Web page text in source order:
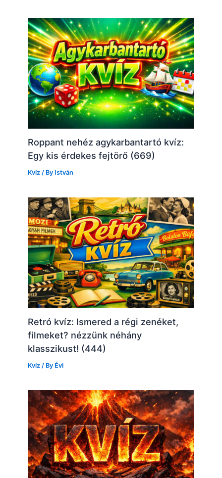
Roppant nehéz agykarbantartó kvíz:
Egy kis érdekes fejtörő (669)
Kvíz / By István
Retró kvíz: Ismered a régi zenéket,
filmeket? nézzünk néhány
klasszikust! (444)
Kvíz / By Évi